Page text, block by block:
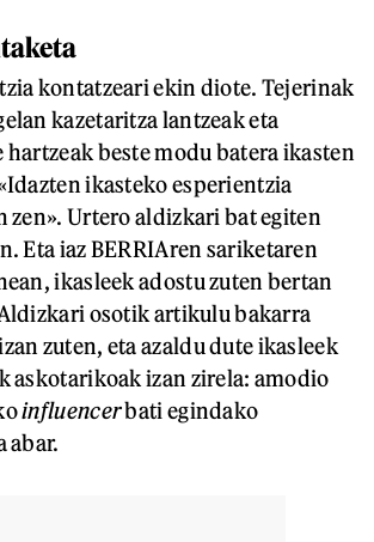
kontatzeari ekin diote. Tejerinak
kazetaritza lantzeak eta
beste modu batera ikasten
ikasteko esperientzia
zen». Urtero aldizkari bat egiten
Eta iaz BERRIAren sariketaren
ikasleek adostu zuten bertan
osotik artikulu bakarra
zuten, eta azaldu dute ikasleek
askotarikoak izan zirela: amodio
influencerbati egindako
abar.